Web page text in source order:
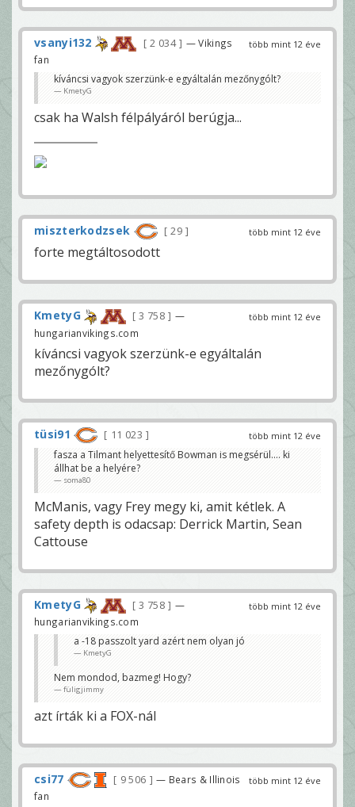
több mint 12 éve
vsanyi132 2 034
— Vikings
fan
kíváncsi vagyok szerzünk-e egyáltalán mezőnygólt?
KmetyG
csak ha Walsh félpályáról berúgja...
több mint 12 éve
miszterkodzsek 29
forte megtáltosodott
több mint 12 éve
KmetyG 3 758
—
hungarianvikings.com
kíváncsi vagyok szerzünk-e egyáltalán
mezőnygólt?
több mint 12 éve
tüsi91
11 023
fasza a Tilmant helyettesítő Bowman is megsérül.... ki
állhat be a helyére?
soma80
McManis, vagy Frey megy ki, amit kétlek. A
safety depth is odacsap: Derrick Martin, Sean
Cattouse
több mint 12 éve
KmetyG 3 758
—
hungarianvikings.com
a -18 passzolt yard azért nem olyan jó
KmetyG
Nem mondod, bazmeg! Hogy?
füligjimmy
azt írták ki a FOX-nál
több mint 12 éve
csi77 9 506
— Bears & Illinois
fan